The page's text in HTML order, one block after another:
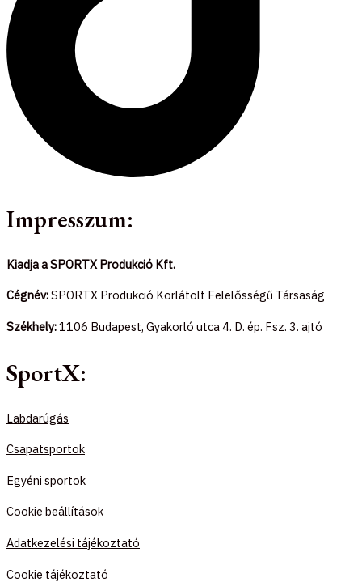
Impresszum:
Kiadja a SPORTX Produkció Kft.
Cégnév:SPORTX Produkció Korlátolt Felelősségű Társaság
Székhely:1106 Budapest, Gyakorló utca 4. D. ép. Fsz. 3. ajtó
SportX:
Labdarúgás
Csapatsportok
Egyéni sportok
Cookie beállítások
Adatkezelési tájékoztató
Cookie tájékoztató